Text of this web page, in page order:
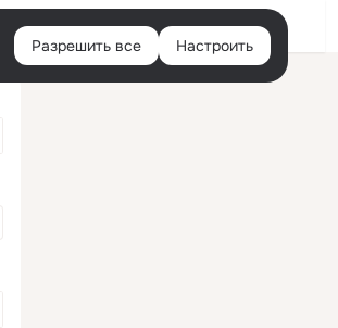
Войти
Разрешить все Настроить